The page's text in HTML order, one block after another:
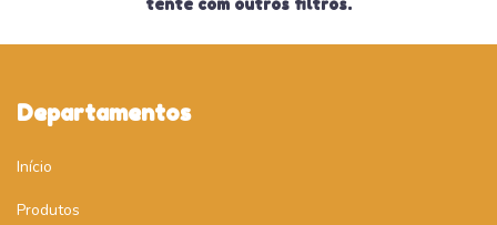
tente com outros filtros.
Departamentos
Início
Produtos